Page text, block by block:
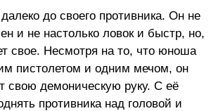
до своего противника. Он не
и не настолько ловок и быстр, но,
свое. Несмотря на то, что юноша
пистолетом и одним мечом, он
свою демоническую руку. С её
противника над головой и